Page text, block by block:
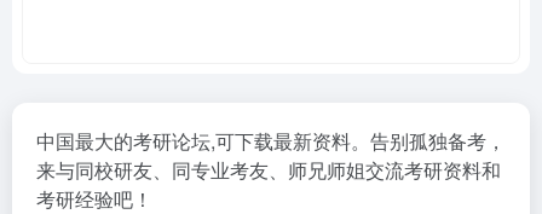
中国最大的考研论坛,可下载最新资料。告别孤独备考，
来与同校研友、同专业考友、师兄师姐交流考研资料和
考研经验吧！